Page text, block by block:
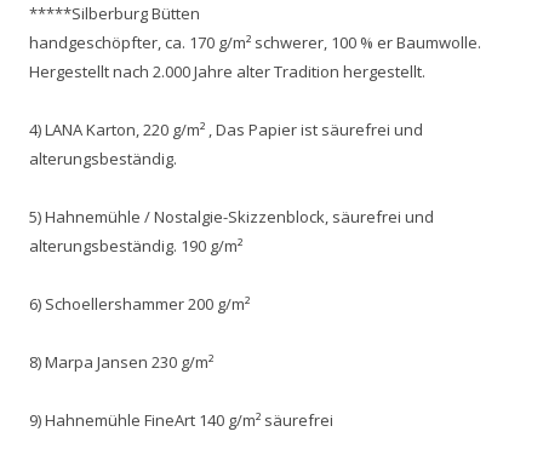
*****Silberburg Bütten
handgeschöpfter, ca. 170 g/m² schwerer, 100 % er Baumwolle.
Hergestellt nach 2.000 Jahre alter Tradition hergestellt.
4) LANA Karton, 220 g/m² , Das Papier ist säurefrei und
alterungsbeständig.
5) Hahnemühle / Nostalgie-Skizzenblock, säurefrei und
alterungsbeständig. 190 g/m²
6) Schoellershammer 200 g/m²
8) Marpa Jansen 230 g/m²
9) Hahnemühle FineArt 140 g/m² säurefrei